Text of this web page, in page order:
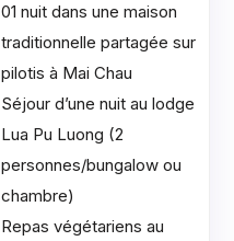
01 nuit dans une maison
traditionnelle partagée sur
pilotis à Mai Chau
Séjour d’une nuit au lodge
Lua Pu Luong (2
personnes/bungalow ou
chambre)
Repas végétariens au